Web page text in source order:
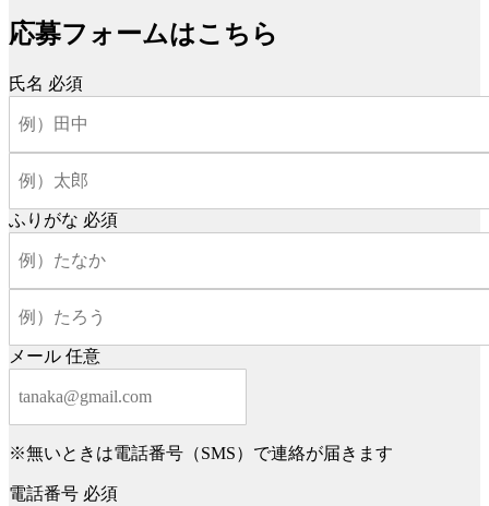
応募フォームはこちら
氏名 必須
ふりがな 必須
メール 任意
※無いときは電話番号（SMS）で連絡が届きます
電話番号 必須